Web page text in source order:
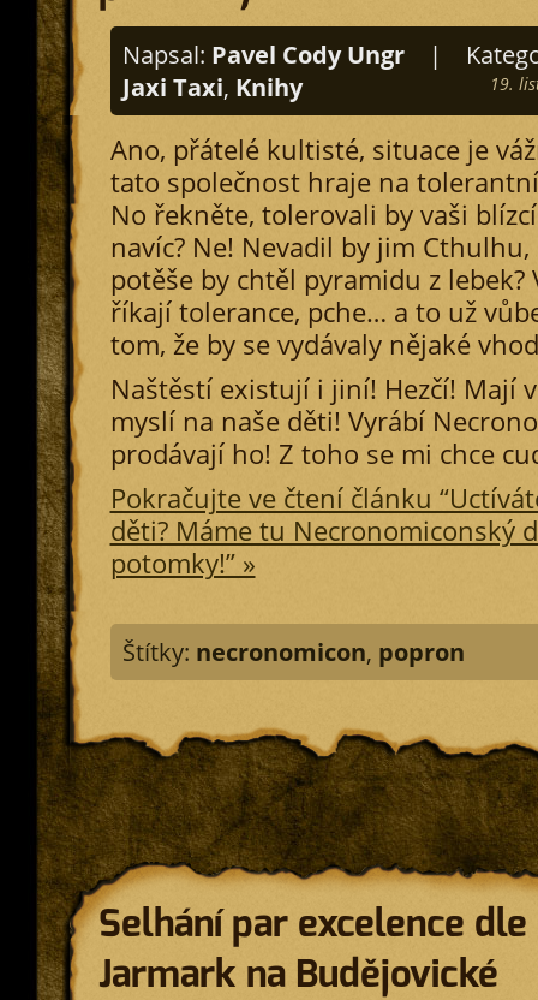
Napsal: Pavel Cody Ungr |
Jaxi Taxi, Knihy 19.
Ano, přátelé kultisté, situace je
tato společnost hraje na
No řekněte, tolerovali by vaši
navíc? Ne! Nevadil by jim
potěše by chtěl pyramidu z lebek?
říkají tolerance, pche… a to už
tom, že by se vydávaly nějaké
Naštěstí existují i jiní! Hezčí! Mají
myslí na naše děti! Vyrábí
prodávají ho! Z toho se mi chce
Pokračujte ve čtení článku
děti? Máme tu Necronomiconský
potomky!” »
Štítky: necronomicon, popron
Selhání par excelence dle
Jarmark na Budějovické